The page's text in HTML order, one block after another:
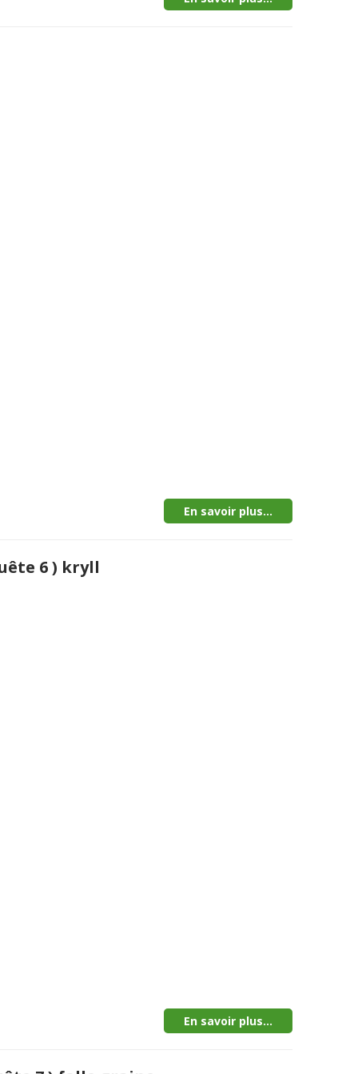
En savoir plus...
6 ) kryll
En savoir plus...